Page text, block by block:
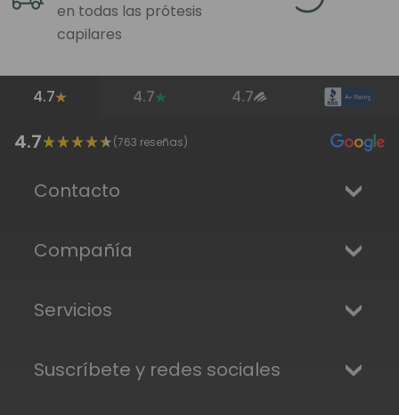
en todas las prótesis
capilares
4.7 4.7 4.7
4.7 (763 reseñas)
Contacto
Compañía
Servicios
Suscríbete y redes sociales